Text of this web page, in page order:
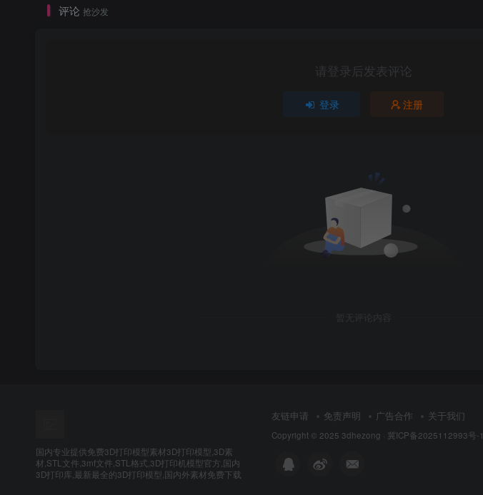
评论 抢沙发
请登录后发表评论
登录 注册
暂无评论内容
国内专业提供免费3D打印模型素材3D打印模型,3D素
材,STL文件,3mf文件,STL格式,3D打印机模型官方,国内
3D打印库,最新最全的3D打印模型,国内外素材免费下载
友链申请 免责声明 广告合作 关于我们
Copyright © 2025 3dhezong · 冀ICP备2025112993号-1